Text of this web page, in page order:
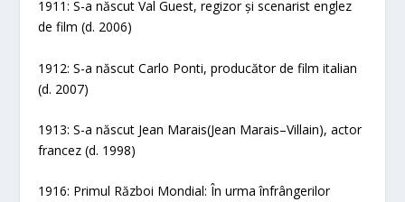
1911: S-a născut Val Guest, regizor și scenarist englez
de film (d. 2006)
1912: S-a născut Carlo Ponti, producător de film italian
(d. 2007)
1913: S-a născut Jean Marais(Jean Marais–Villain), actor
francez (d. 1998)
1916: Primul Război Mondial: În urma înfrângerilor